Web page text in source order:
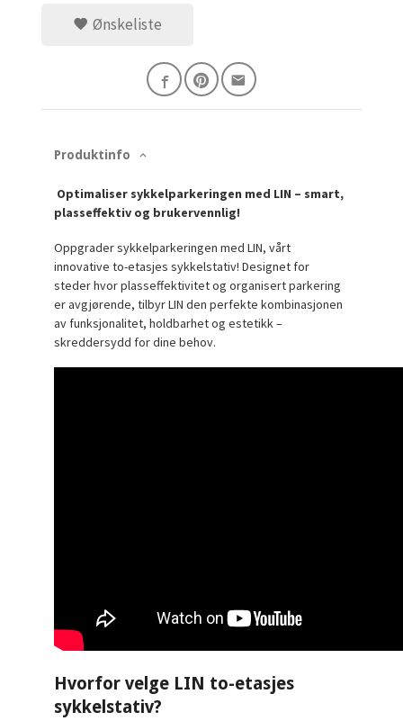
Ønskeliste
Produktinfo
Optimaliser sykkelparkeringen med LIN – smart,
plasseffektiv og brukervennlig!
Oppgrader sykkelparkeringen med LIN, vårt
innovative to-etasjes sykkelstativ! Designet for
steder hvor plasseffektivitet og organisert parkering
er avgjørende, tilbyr LIN den perfekte kombinasjonen
av funksjonalitet, holdbarhet og estetikk –
skreddersydd for dine behov.
Hvorfor velge LIN to-etasjes
sykkelstativ?